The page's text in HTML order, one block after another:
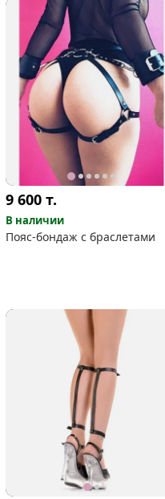
9 600т.
В наличии
Пояс-бондаж с браслетами